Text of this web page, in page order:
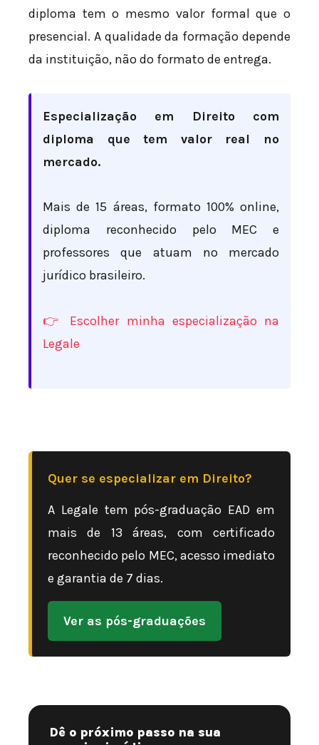
diploma tem o mesmo valor formal que o
presencial. A qualidade da formação depende
da instituição, não do formato de entrega.
Especialização em Direito com
diploma que tem valor real no
mercado.
Mais de 15 áreas, formato 100% online,
diploma reconhecido pelo MEC e
professores que atuam no mercado
jurídico brasileiro.
👉 Escolher minha especialização na
Legale
Quer se especializar em Direito?
A Legale tem pós-graduação EAD em
mais de 13 áreas, com certificado
reconhecido pelo MEC, acesso imediato
e garantia de 7 dias.
Ver as pós-graduações
Dê o próximo passo na sua